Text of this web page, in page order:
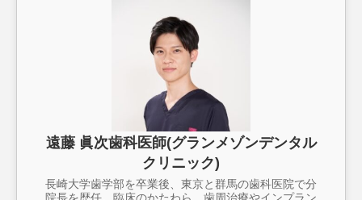
遠藤 眞次歯科医師(グランメゾンデンタル
クリニック)
長崎大学歯学部を卒業後、東京と群馬の歯科医院で分